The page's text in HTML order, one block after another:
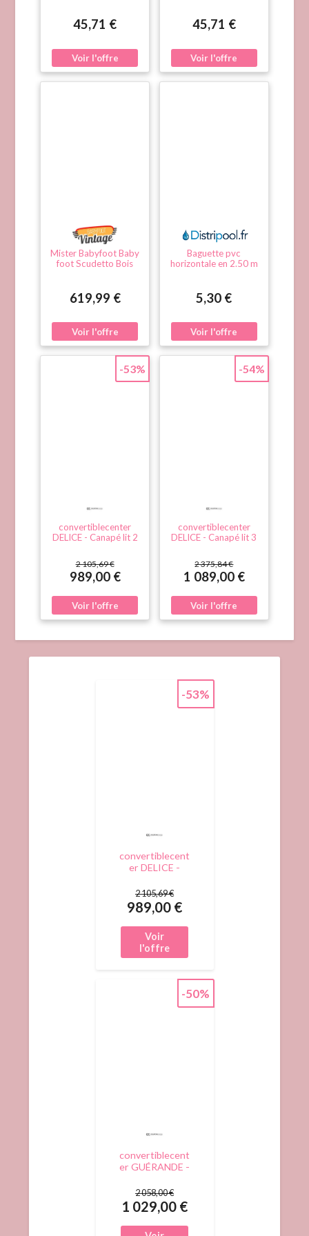
45,71 € 45,71 €
Mister Babyfoot Baby
foot Scudetto Bois
619,99 €
Baguette pvc
horizontale en 2.50 m
5,30 €
convertiblecenter
DELICE - Canapé lit 2
2 105,69 €
989,00 €
-53%
convertiblecenter
DELICE - Canapé lit 3
2 375,84 €
1 089,00 €
-54%
convertiblecent
er DELICE -
places - Tissu
tissé, Chocolat
2 105,69 €
989,00 €
-53%
convertiblecent
er GUÉRANDE -
places -
Velours, Vert
sapin
2 058,00 €
1 029,00 €
-50%